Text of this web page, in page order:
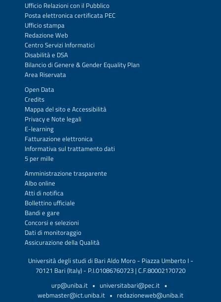
Ufficio Relazioni con il Pubblico
Posta elettronica certificata PEC
Ufficio stampa
Redazione Web
Centro Servizi Informatici
Disabilità e DSA
Bilancio di Genere & Gender Equality Plan
Area Riservata
Open Data
Credits
Mappa del sitoe Accessibilità
Privacye Note legali
E-learning
Fatturazione elettronica
Informativa sul trattamento dati
5 per mille
Amministrazione trasparente
Albo online
Atti di notifica
Bollettino ufficiale
Bandi e gare
Concorsi e selezioni
Dati di monitoraggio
Assicurazione della Qualità
Università degli studi di Bari Aldo Moro - Piazza Umberto I -
70121 Bari (Italy) - P.I.01086760723 | C.F.80002170720
urp@uniba.it• universitabari@pec.it•
webmaster@ict.uniba.it • redazioneweb@uniba.it